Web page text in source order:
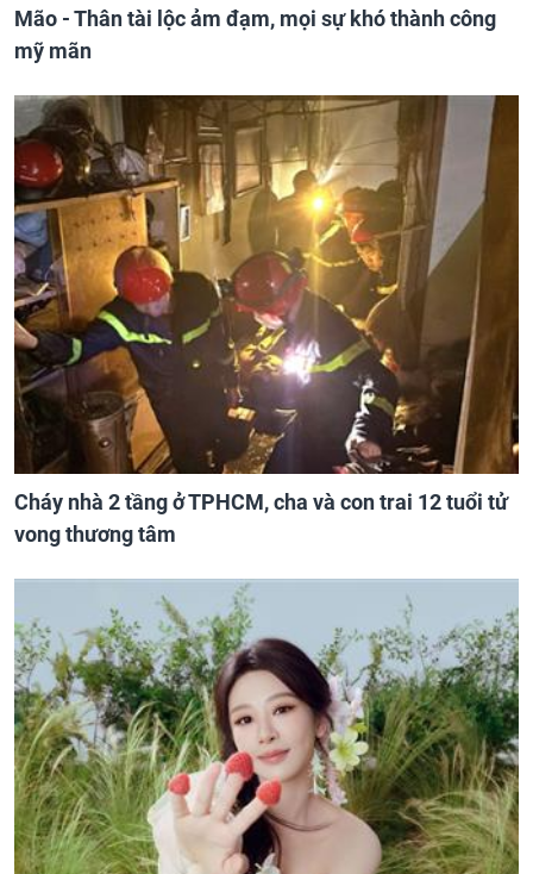
Mão - Thân tài lộc ảm đạm, mọi sự khó thành công
mỹ mãn
Cháy nhà 2 tầng ở TPHCM, cha và con trai 12 tuổi tử
vong thương tâm